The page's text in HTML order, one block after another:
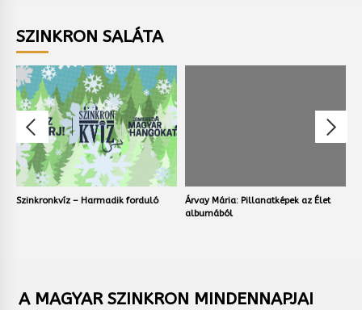
SZINKRON SALÁTA
Szinkronkvíz – Harmadik forduló
Árvay Mária: Pillanatképek az Élet
albumából
A MAGYAR SZINKRON MINDENNAPJAI